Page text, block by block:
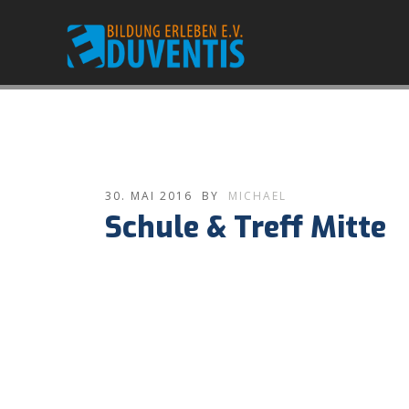
30. MAI 2016 BY MICHAEL
Schule & Treff Mitte